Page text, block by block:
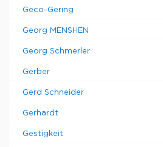
Geco-Gering
Georg MENSHEN
Georg Schmerler
Gerber
Gerd Schneider
Gerhardt
Gestigkeit